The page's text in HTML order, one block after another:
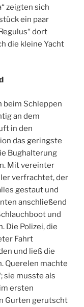
zeigten sich
ein paar
dort
die kleine Yacht
beim Schleppen
an dem
in den
das geringste
Bughalterung
Mit vereinter
verfrachtet, der
gestaut und
anschließend
und
Die Polizei, die
Fahrt
und ließ die
Querelen machte
sie musste als
ersten
Gurten gerutscht